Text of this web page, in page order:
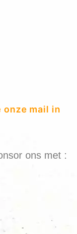
mail in
ons met :